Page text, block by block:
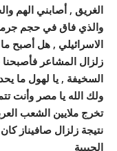
الغريق , أصابني الهم
والذي فاق في حجم
الاسرائيلي , هل أصبح
زلزال المشاعر
السخيفة , يا لهول ما
ولك الله يا مصر وأنت
تخرج ملايين الشعب
نتيجة زلزال صافيناز
الحبيبة